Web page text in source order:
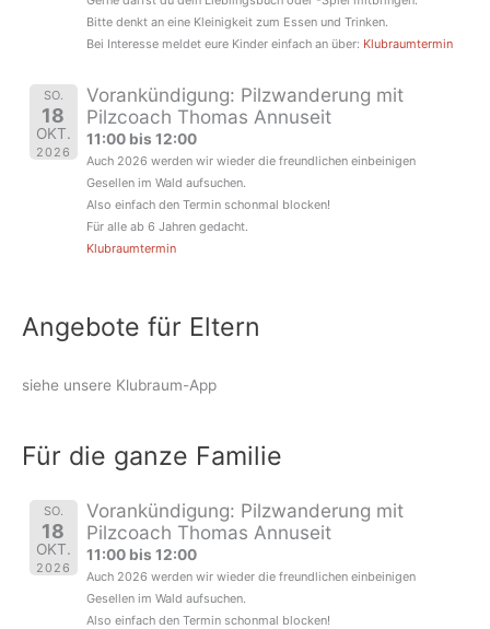
Bitte denkt an eine Kleinigkeit zum Essen und Trinken.
Bei Interesse meldet eure Kinder einfach an über: Klubraumtermin
SO.
18
OKT.
2026
Vorankündigung: Pilzwanderung mit
Pilzcoach Thomas Annuseit
11:00 bis 12:00
Auch 2026 werden wir wieder die freundlichen einbeinigen
Gesellen im Wald aufsuchen.
Also einfach den Termin schonmal blocken!
Für alle ab 6 Jahren gedacht.
Klubraumtermin
Angebote für Eltern
siehe unsere Klubraum-App
Für die ganze Familie
SO.
18
OKT.
2026
Vorankündigung: Pilzwanderung mit
Pilzcoach Thomas Annuseit
11:00 bis 12:00
Auch 2026 werden wir wieder die freundlichen einbeinigen
Gesellen im Wald aufsuchen.
Also einfach den Termin schonmal blocken!